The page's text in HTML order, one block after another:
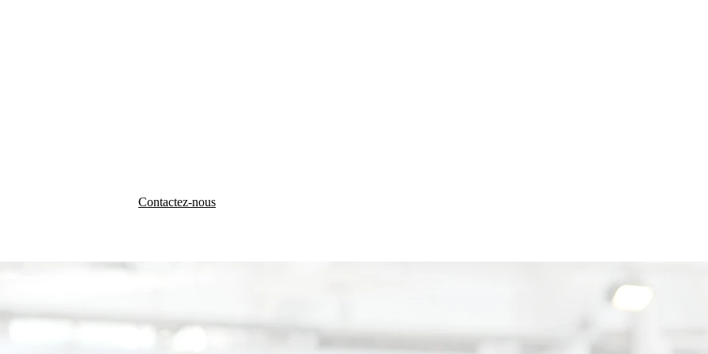
Contactez-nous